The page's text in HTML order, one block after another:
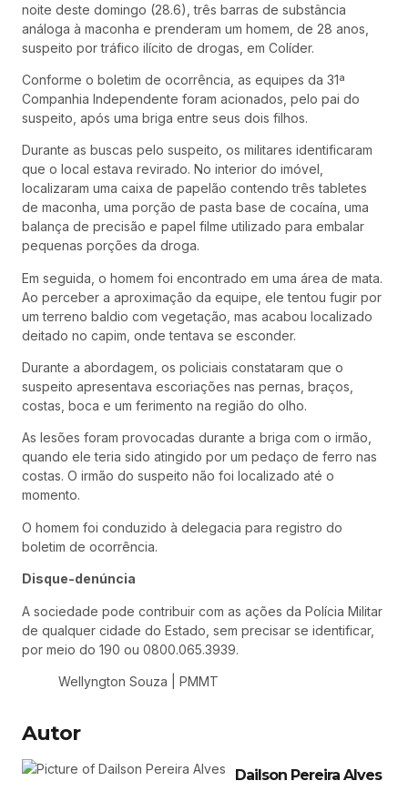
noite deste domingo (28.6), três barras de substância
análoga à maconha e prenderam um homem, de 28 anos,
suspeito por tráfico ilícito de drogas, em Colíder.
Conforme o boletim de ocorrência, as equipes da 31ª
Companhia Independente foram acionados, pelo pai do
suspeito, após uma briga entre seus dois filhos.
Durante as buscas pelo suspeito, os militares identificaram
que o local estava revirado. No interior do imóvel,
localizaram uma caixa de papelão contendo três tabletes
de maconha, uma porção de pasta base de cocaína, uma
balança de precisão e papel filme utilizado para embalar
pequenas porções da droga.
Em seguida, o homem foi encontrado em uma área de mata.
Ao perceber a aproximação da equipe, ele tentou fugir por
um terreno baldio com vegetação, mas acabou localizado
deitado no capim, onde tentava se esconder.
Durante a abordagem, os policiais constataram que o
suspeito apresentava escoriações nas pernas, braços,
costas, boca e um ferimento na região do olho.
As lesões foram provocadas durante a briga com o irmão,
quando ele teria sido atingido por um pedaço de ferro nas
costas. O irmão do suspeito não foi localizado até o
momento.
O homem foi conduzido à delegacia para registro do
boletim de ocorrência.
Disque-denúncia
A sociedade pode contribuir com as ações da Polícia Militar
de qualquer cidade do Estado, sem precisar se identificar,
por meio do 190 ou 0800.065.3939.
Wellyngton Souza | PMMT
Autor
Dailson Pereira Alves